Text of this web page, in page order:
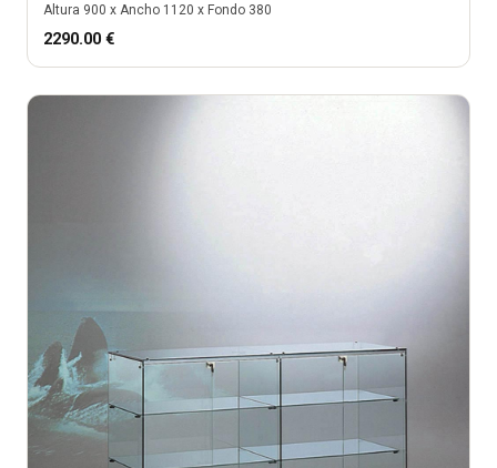
Altura 900 x Ancho 1120 x Fondo 380
2290.00 €